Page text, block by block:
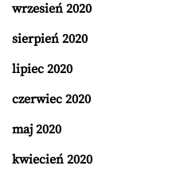
wrzesień 2020
sierpień 2020
lipiec 2020
czerwiec 2020
maj 2020
kwiecień 2020